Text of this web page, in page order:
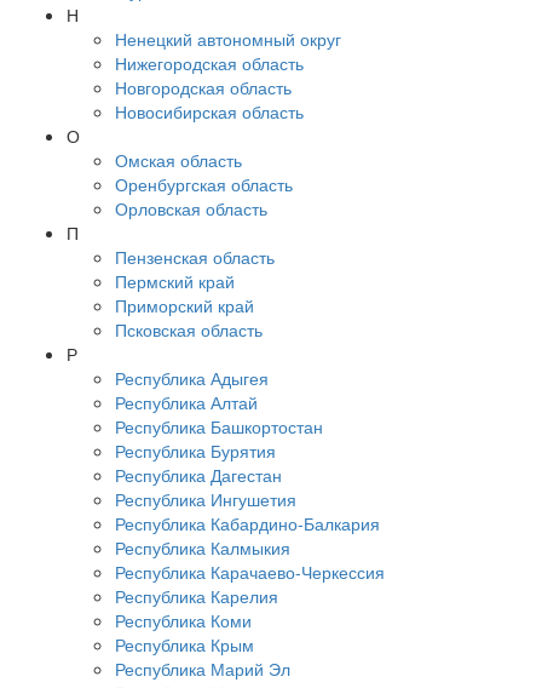
Н
Ненецкий автономный округ
Нижегородская область
Новгородская область
Новосибирская область
О
Омская область
Оренбургская область
Орловская область
П
Пензенская область
Пермский край
Приморский край
Псковская область
Р
Республика Адыгея
Республика Алтай
Республика Башкортостан
Республика Бурятия
Республика Дагестан
Республика Ингушетия
Республика Кабардино-Балкария
Республика Калмыкия
Республика Карачаево-Черкессия
Республика Карелия
Республика Коми
Республика Крым
Республика Марий Эл